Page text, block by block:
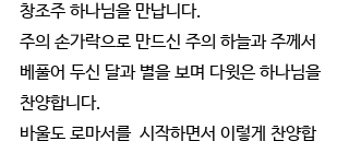
창조주 하나님을 만납니다.
주의 손가락으로 만드신 주의 하늘과 주께서
베풀어 두신 달과 별을 보며 다윗은 하나님을
찬양합니다.
바울도 로마서를  시작하면서 이렇게 찬양합